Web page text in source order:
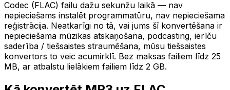
Codec (FLAC) failu dažu sekunžu laikā — nav
nepieciešams instalēt programmatūru, nav nepieciešama
reģistrācija. Neatkarīgi no tā, vai jums šī konvertēšana ir
nepieciešama mūzikas atskaņošana, podcasting, ierīču
saderība / tiešsaistes straumēšana, mūsu tiešsaistes
konvertors to veic acumirklī. Bez maksas failiem līdz 25
MB, ar atbalstu lielākiem failiem līdz 2 GB.